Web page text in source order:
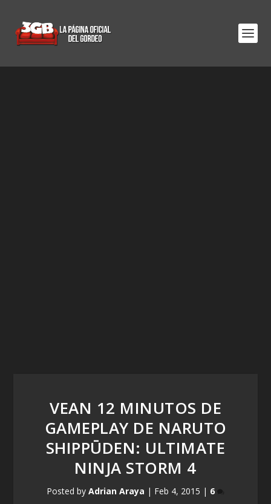
VEAN 12 MINUTOS DE
GAMEPLAY DE NARUTO
SHIPPŪDEN: ULTIMATE
NINJA STORM 4
Posted by Adrian Araya | Feb 4, 2015 | 6